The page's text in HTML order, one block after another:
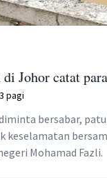
Johor catat
pagi
bersabar,
keselamatan
Mohamad Fazli.